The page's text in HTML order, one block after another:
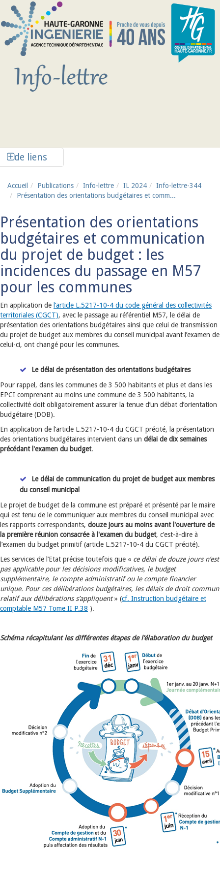
Aller au contenu principal
de liens
Accueil Publications Info-lettre IL 2024
Info-lettre-344
Présentation des orientations budgétaires et comm...
Présentation des orientations
budgétaires et communication
du projet de budget : les
incidences du passage en M57
pour les communes
En application de l’article L.5217-10-4 du code général des collectivités
territoriales (CGCT), avec le passage au référentiel M57, le délai de
présentation des orientations budgétaires ainsi que celui de transmission
du projet de budget aux membres du conseil municipal avant l’examen de
celui-ci, ont changé pour les communes.
Le délai de présentation des orientations budgétaires
Pour rappel, dans les communes de 3 500 habitants et plus et dans les
EPCI comprenant au moins une commune de 3 500 habitants, la
collectivité doit obligatoirement assurer la tenue d’un débat d’orientation
budgétaire (DOB).
En application de l’article L.5217-10-4 du CGCT précité, la présentation
des orientations budgétaires intervient dans un délai de dix semaines
précédant l'examen du budget.
Le délai de communication du projet de budget aux membres
du conseil municipal
Le projet de budget de la commune est préparé et présenté par le maire
qui est tenu de le communiquer aux membres du conseil municipal avec
les rapports correspondants, douze jours au moins avant l'ouverture de
la première réunion consacrée à l'examen du budget, c’est-à-dire à
l’examen du budget primitif (article L.5217-10-4 du CGCT précité).
Les services de l’Etat précise toutefois que « ce délai de douze jours n’est
pas applicable pour les décisions modificatives, le budget
supplémentaire, le compte administratif ou le compte financier
unique. Pour ces délibérations budgétaires, les délais de droit commun
relatif aux délibérations s’appliquent» (cf. Instruction budgétaire et
comptable M57 Tome II P.38 ).
Schéma récapitulant les différentes étapes de l’élaboration du budget